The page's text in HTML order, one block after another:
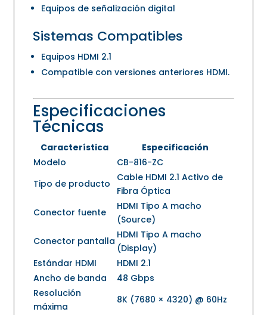
Equipos de señalización digital
Sistemas Compatibles
Equipos HDMI 2.1
Compatible con versiones anteriores HDMI.
Especificaciones
Técnicas
Característica
Especificación
Modelo
CB-816-ZC
Tipo de producto
Cable HDMI 2.1 Activo de
Fibra Óptica
Conector fuente
HDMI Tipo A macho
(Source)
Conector pantalla
HDMI Tipo A macho
(Display)
Estándar HDMI
HDMI 2.1
Ancho de banda
48 Gbps
Resolución
máxima
8K (7680 × 4320) @ 60Hz